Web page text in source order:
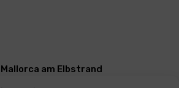
Mallorca am Elbstrand